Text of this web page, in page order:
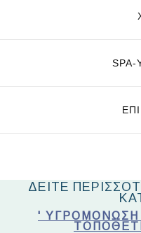
ΔΕΙΤΕ
' ΥΓΡΟΜΌΝΩΣΗ